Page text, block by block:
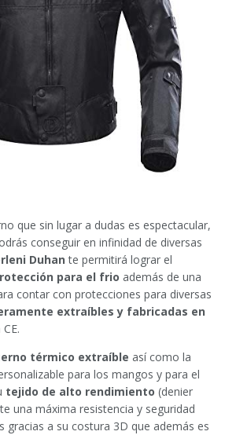
que sin lugar a dudas es espectacular,
conseguir en infinidad de diversas
Duhan te permitirá lograr el
para el frio además de una
contar con protecciones para diversas
extraíbles y fabricadas en
térmico extraíble así como la
para los mangos y para el
tejido de alto rendimiento (denier
una máxima resistencia y seguridad
gracias a su costura 3D que además es